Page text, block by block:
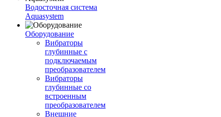
Водосточная система
Aquasystem
Оборудование
Вибраторы
глубинные с
подключаемым
преобразователем
Вибраторы
глубинные со
встроенным
преобразователем
Внешние